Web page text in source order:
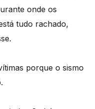
onde os
tudo rachado,
porque o sismo